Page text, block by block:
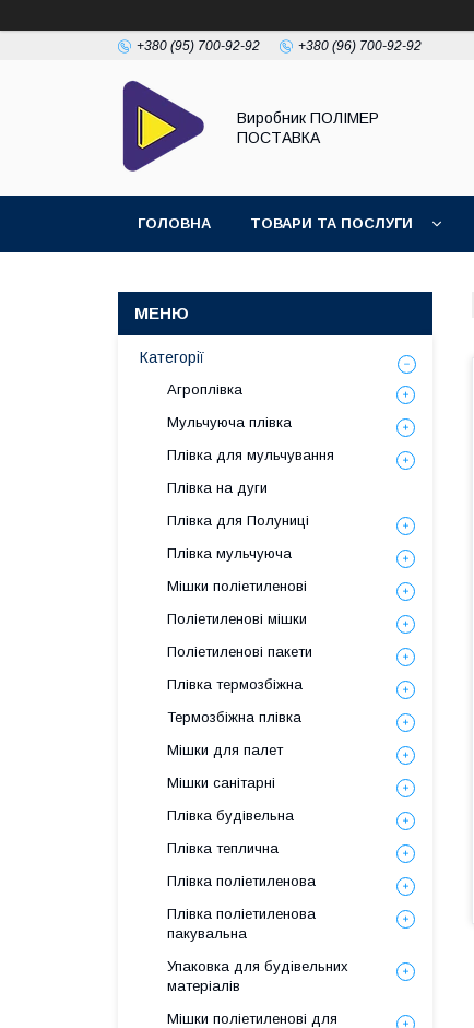
+380 (95) 700-92-92 +380 (96) 700-92-92
Виробник ПОЛІМЕР
ПОСТАВКА
ГОЛОВНА ТОВАРИ ТА ПОСЛУГИ
Категорії
Агроплівка
Мульчуюча плівка
Плівка для мульчування
Плівка на дуги
Плівка для Полуниці
Плівка мульчуюча
Мішки поліетиленові
Поліетиленові мішки
Поліетиленові пакети
Плівка термозбіжна
Термозбіжна плівка
Мішки для палет
Мішки санітарні
Плівка будівельна
Плівка теплична
Плівка поліетиленова
Плівка поліетиленова
пакувальна
Упаковка для будівельних
матеріалів
Мішки поліетиленові для